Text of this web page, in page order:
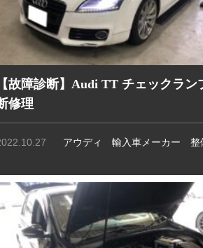
故障診断】Audi TT チェックラン
修理
アウディ 輸入車メーカー 整